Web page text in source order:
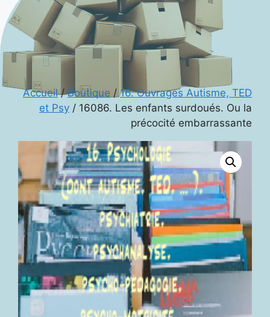
Accueil/Boutique /16. Ouvrages Autisme, TED
et Psy / 16086. Les enfants surdoués. Ou la
précocité embarrassante